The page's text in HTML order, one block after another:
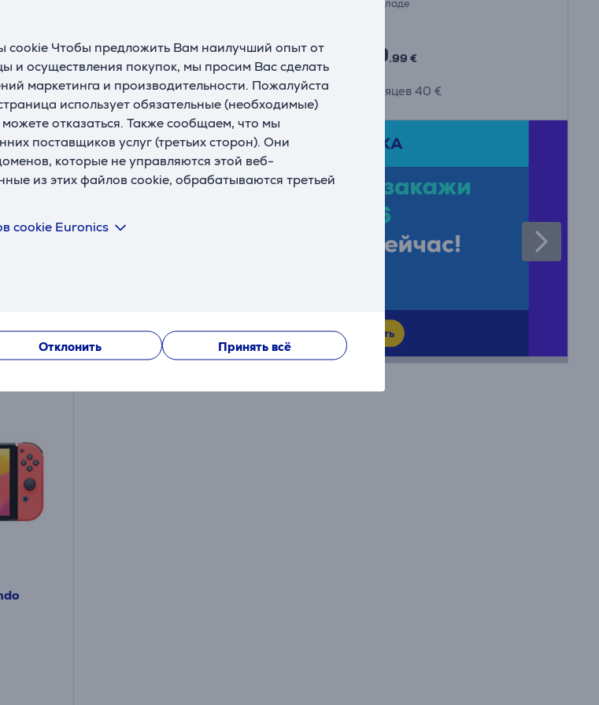
cookie Чтобы предложить Вам наилучший опыт от
и осуществления покупок, мы просим Вас сделать
маркетинга и производительности. Пожалуйста
использует обязательные (необходимые)
отказаться. Также сообщаем, что мы
поставщиков услуг (третьих сторон). Они
которые не управляются этой веб-
из этих файлов cookie, обрабатываются третьей
cookie Euronics
Отклонить Принять всё
589
10 месяцев 63 €
На складе
379.99 €
10 месяцев 40 €